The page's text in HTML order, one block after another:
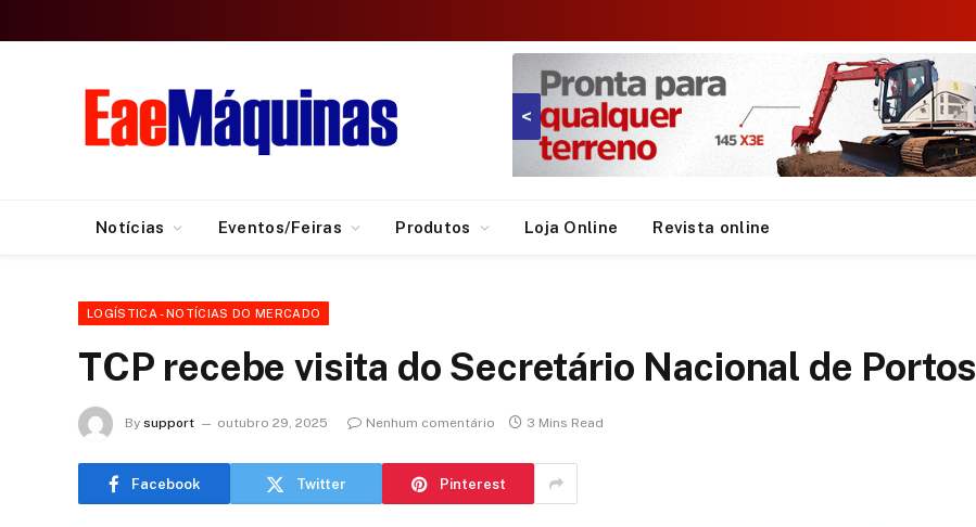
<
Notícias Eventos/Feiras Produtos Loja Online Revista online
LOGÍSTICA - NOTÍCIAS DO MERCADO
TCP recebe visita do Secretário Nacional de Portos
By support outubro 29, 2025 Nenhum comentário 3 Mins Read
Facebook Twitter Pinterest